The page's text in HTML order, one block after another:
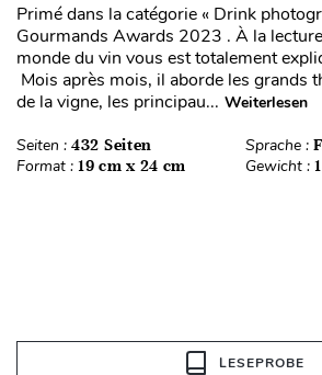
Primé dans la catégorie « Drink
Gourmands Awards 2023 . À la
monde du vin vous est totalement
Mois après mois, il aborde les grands
de la vigne, les principau... Weiterlesen
Seiten : 432 Seiten Sprache :
Format : 19 cm x 24 cm Gewicht :
LESEPROBE